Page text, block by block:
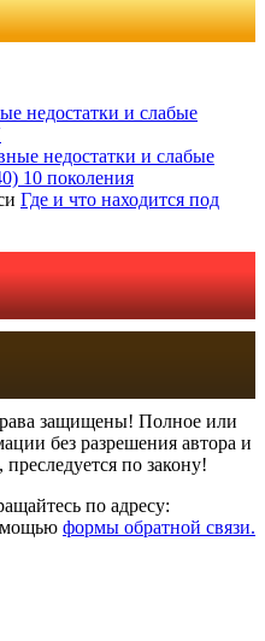
недостатки и слабые
недостатки и слабые
10 поколения
Где и что находится под
защищены! Полное или
без разрешения автора и
по закону!
по адресу:
формы обратной связи.